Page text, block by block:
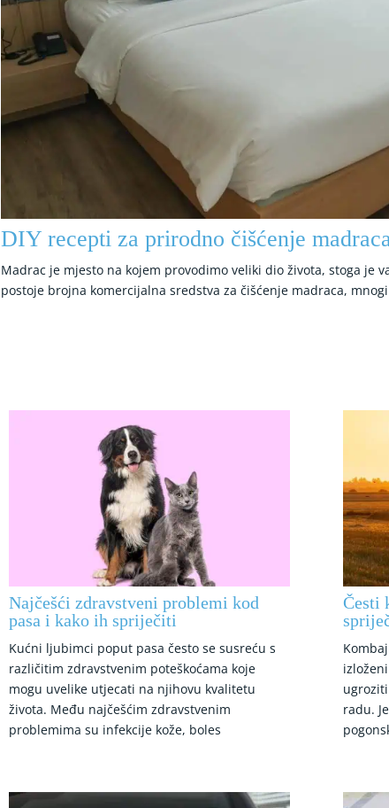
DIY recepti za prirodno čišćenje
Madrac je mjesto na kojem provodimo veliki dio života, stoga je
postoje brojna komercijalna sredstva za čišćenje madraca,
Najčešći zdravstveni problemi kod
pasa i kako ih spriječiti
Kućni ljubimci poput pasa često se susreću s
različitim zdravstvenim poteškoćama koje
mogu uvelike utjecati na njihovu kvalitetu
života. Među najčešćim zdravstvenim
problemima su infekcije kože, boles
Česti
radu.